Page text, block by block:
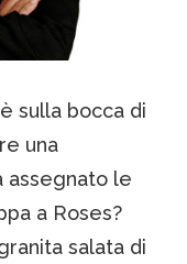
sulla bocca di
una
assegnato le
a Roses?
salata di